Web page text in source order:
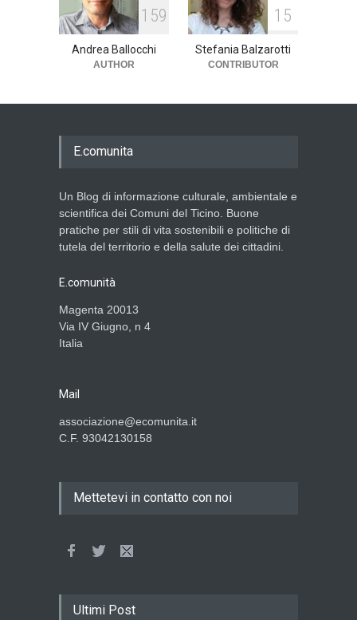
159
Andrea Ballocchi
AUTHOR
15
Stefania Balzarotti
CONTRIBUTOR
E.comunita
Un Blog di informazione culturale, ambientale e
scientifica dei Comuni del Ticino. Buone
pratiche per stili di vita sostenibili e politiche di
tutela del territorio e della salute dei cittadini.
E.comunità
Magenta 20013
Via IV Giugno, n 4
Italia
Mail
associazione@ecomunita.it
C.F. 93042130158
Mettetevi in contatto con noi
Ultimi Post